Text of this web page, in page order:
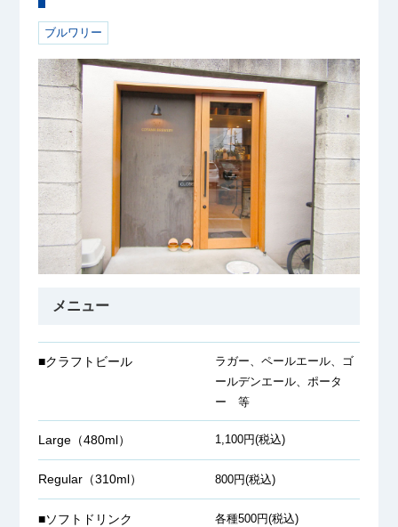
ブルワリー
メニュー
■クラフトビール
ラガー、ペールエール、ゴ
ールデンエール、ポータ
ー 等
Large（480ml） 1,100円(税込)
Regular（310ml） 800円(税込)
■ソフトドリンク 各種500円(税込)